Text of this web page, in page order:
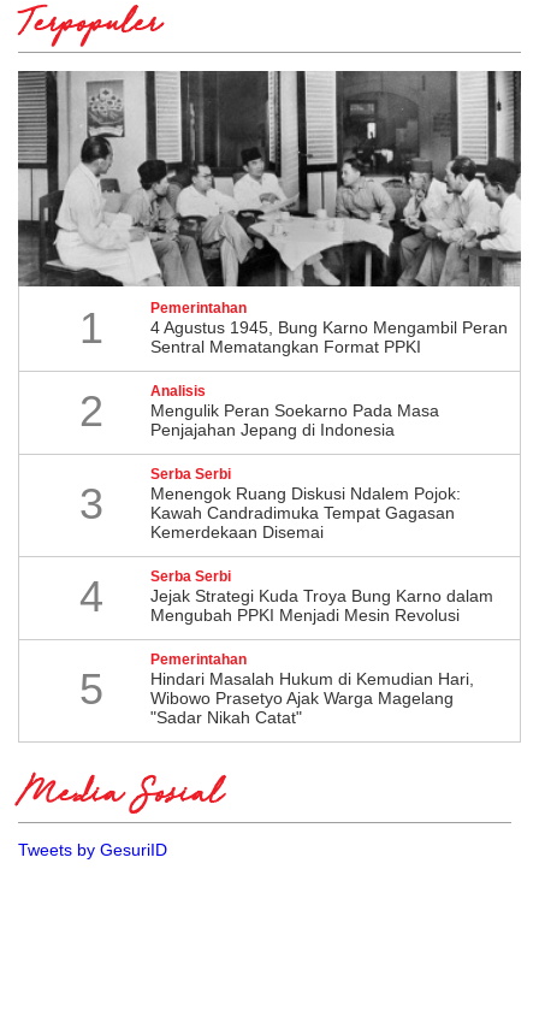
Terpopuler
1 Pemerintahan
4 Agustus 1945, Bung Karno Mengambil Peran
Sentral Mematangkan Format PPKI
2 Analisis
Mengulik Peran Soekarno Pada Masa
Penjajahan Jepang di Indonesia
3
Serba Serbi
Menengok Ruang Diskusi Ndalem Pojok:
Kawah Candradimuka Tempat Gagasan
Kemerdekaan Disemai
4 Serba Serbi
Jejak Strategi Kuda Troya Bung Karno dalam
Mengubah PPKI Menjadi Mesin Revolusi
5
Pemerintahan
Hindari Masalah Hukum di Kemudian Hari,
Wibowo Prasetyo Ajak Warga Magelang
"Sadar Nikah Catat"
Media Sosial
Tweets by GesuriID